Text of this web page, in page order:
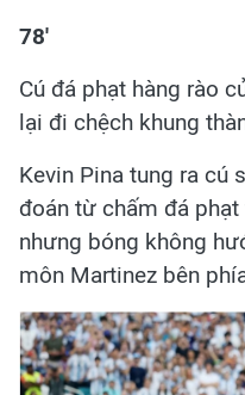
78'
Cú đá phạt hàng rào
lại đi chệch khung
Kevin Pina tung ra cú
đoán từ chấm đá
nhưng bóng không
môn Martinez bên